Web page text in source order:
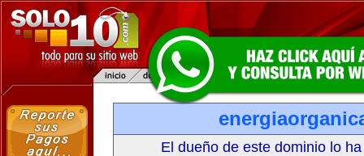
El dueño de este dominio lo